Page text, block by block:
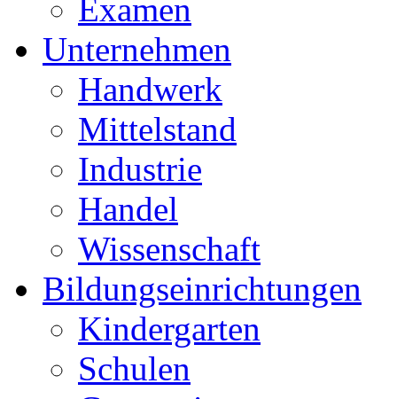
Examen
Unternehmen
Handwerk
Mittelstand
Industrie
Handel
Wissenschaft
Bildungseinrichtungen
Kindergarten
Schulen